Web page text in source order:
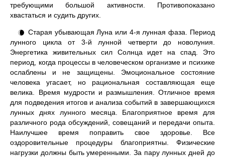
требующими большой активности. Противопоказано
хвастаться и судить других.
🌘 Старая убывающая Луна или 4-я лунная фаза. Период
лунного цикла от 3-й лунной четверти до новолуния.
Энергетика живительных сил Солнца идет на спад. Это
период, когда процессы в человеческом организме и психике
ослаблены и не защищены. Эмоциональное состояние
человека угасает, но рациональная составляющая еще
велика. Время мудрости и размышления. Отличное время
для подведения итогов и анализа событий в завершающихся
лунных днях лунного месяца. Благоприятное время для
различного рода обсуждений, совещаний и передачи опыта.
Наилучшее время поправить свое здоровье. Все
оздоровительные процедуры благоприятны. Физические
нагрузки должны быть умеренными. За пару лунных дней до